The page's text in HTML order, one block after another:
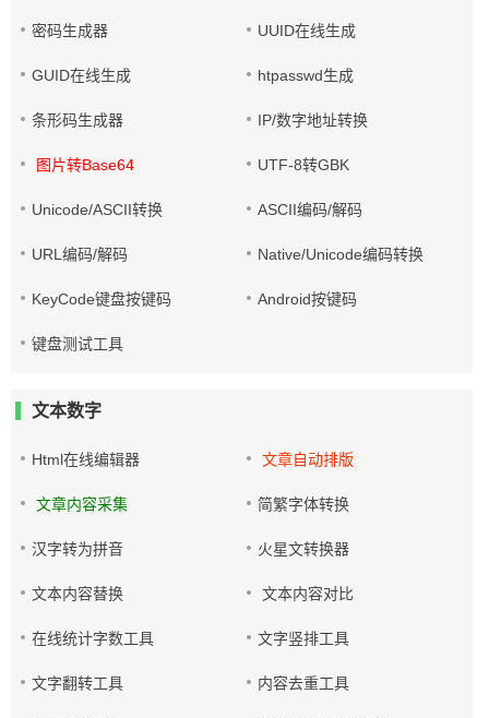
密码生成器 UUID在线生成
GUID在线生成 htpasswd生成
条形码生成器 IP/数字地址转换
图片转Base64 UTF-8转GBK
Unicode/ASCII转换 ASCII编码/解码
URL编码/解码 Native/Unicode编码转换
KeyCode键盘按键码 Android按键码
键盘测试工具
文本数字
Html在线编辑器 文章自动排版
文章内容采集 简繁字体转换
汉字转为拼音 火星文转换器
文本内容替换 文本内容对比
在线统计字数工具 文字竖排工具
文字翻转工具 内容去重工具